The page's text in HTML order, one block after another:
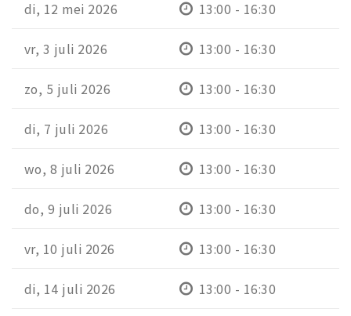
di, 12 mei 2026 13:00 - 16:30
vr, 3 juli 2026 13:00 - 16:30
zo, 5 juli 2026 13:00 - 16:30
di, 7 juli 2026 13:00 - 16:30
wo, 8 juli 2026 13:00 - 16:30
do, 9 juli 2026 13:00 - 16:30
vr, 10 juli 2026 13:00 - 16:30
di, 14 juli 2026 13:00 - 16:30